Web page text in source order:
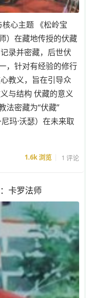
核心主题 《松岭宝
）在藏地传授的伏藏
录并密藏，后世伏
，针对有经验的修行
教义，旨在引导众
与结构 伏藏的意义
法密藏为“伏藏”
玛·沃瑟）在未来取
1.6k浏览 1 评论
卡罗法师